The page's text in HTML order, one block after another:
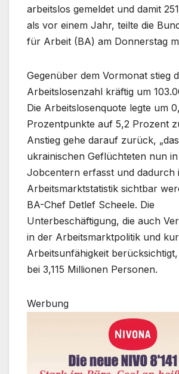
arbeitslos gemeldet und damit
als vor einem Jahr, teilte die
für Arbeit (BA) am Donnerstag
Gegenüber dem Vormonat stieg
Arbeitslosenzahl kräftig um
Die Arbeitslosenquote legte um
Prozentpunkte auf 5,2 Prozent
Anstieg gehe darauf zurück,
ukrainischen Geflüchteten nun
Jobcentern erfasst und dadurch
Arbeitsmarktstatistik sichtbar
BA-Chef Detlef Scheele. Die
Unterbeschäftigung, die auch
in der Arbeitsmarktpolitik und
Arbeitsunfähigkeit
bei 3,115 Millionen Personen.
Werbung